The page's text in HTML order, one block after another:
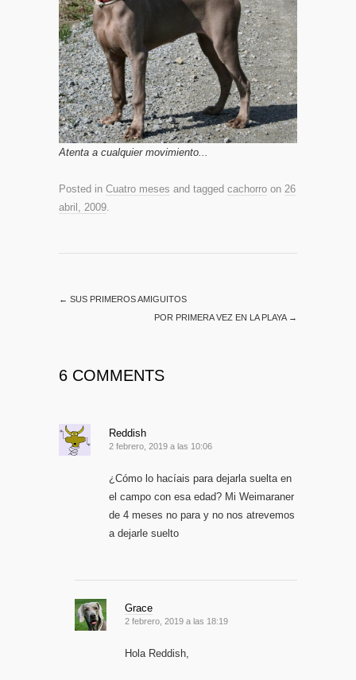
Atenta a cualquier movimiento...
Posted in Cuatro meses and tagged cachorro on 26
abril, 2009.
← SUS PRIMEROS AMIGUITOS
POR PRIMERA VEZ EN LA PLAYA →
6 COMMENTS
Reddish
2 febrero, 2019 a las 10:06
¿Cómo lo hacíais para dejarla suelta en
el campo con esa edad? Mi Weimaraner
de 4 meses no para y no nos atrevemos
a dejarle suelto
Grace
2 febrero, 2019 a las 18:19
Hola Reddish,